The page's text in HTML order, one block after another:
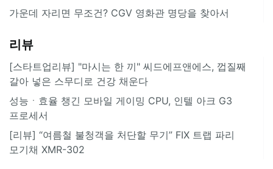
가운데 자리면 무조건? CGV 영화관 명당을 찾아서
리뷰
[스타트업리뷰] "마시는 한 끼" 씨드에프앤에스, 껍질째
갈아 넣은 스무디로 건강 채운다
성능ㆍ효율 챙긴 모바일 게이밍 CPU, 인텔 아크 G3
프로세서
[리뷰] “여름철 불청객을 처단할 무기” FIX 트랩 파리
모기채 XMR-302